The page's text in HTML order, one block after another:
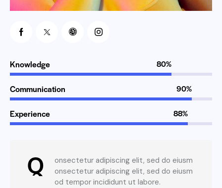
Knowledge 80%
Communication 90%
Experience 88%
Q
onsectetur adipiscing elit, sed do eiusm
onsectetur adipiscing elit, sed do eiusm
od tempor incididunt ut labore.